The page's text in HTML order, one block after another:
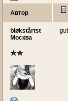
Автор
bløkstårtst
Москва